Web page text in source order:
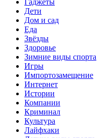
Дети
Дом и сад
Еда
Звёзды
Здоровье
Зимние виды спорта
Игры
Импортозамещение
Интернет
Истории
Компании
Криминал
Культура
Лайфхаки